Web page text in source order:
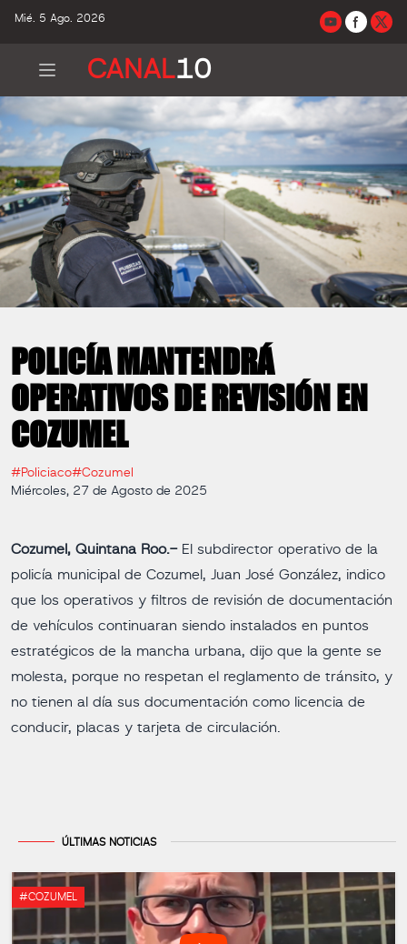
Mié. 5 Ago. 2026
CANAL10
POLICÍA MANTENDRÁ
OPERATIVOS DE REVISIÓN EN
COZUMEL
#Policiaco#Cozumel
Miércoles, 27 de Agosto de 2025
Cozumel, Quintana Roo.-El subdirector operativo de la
policía municipal de Cozumel, Juan José González, indico
que los operativos y filtros de revisión de documentación
de vehículos continuaran siendo instalados en puntos
estratégicos de la mancha urbana, dijo que la gente se
molesta, porque no respetan el reglamento de tránsito, y
no tienen al día sus documentación como licencia de
conducir, placas y tarjeta de circulación.
ÚLTIMAS NOTICIAS
#COZUMEL